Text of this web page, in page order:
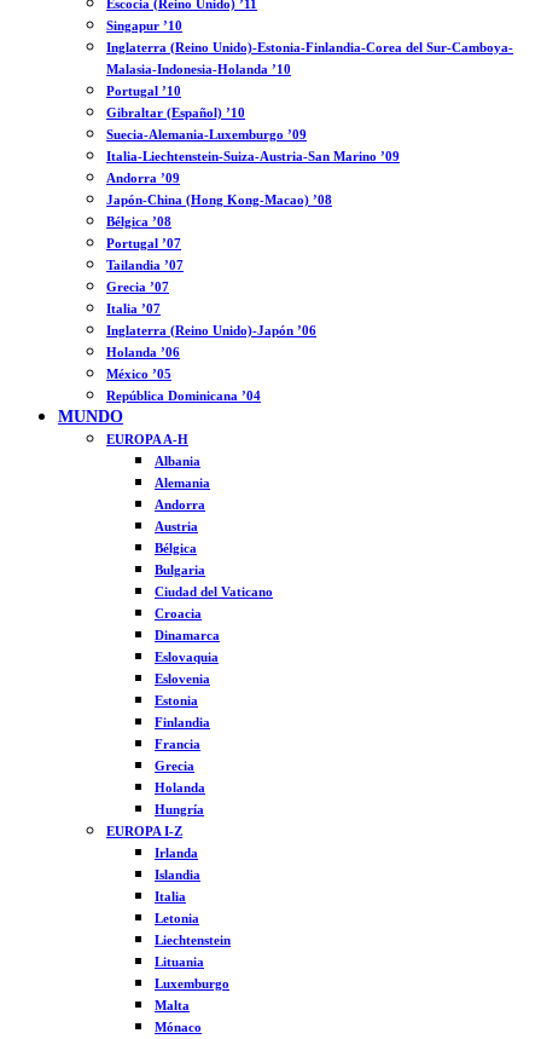
Escocia (Reino Unido) ’11
Singapur ’10
Inglaterra (Reino Unido)-Estonia-Finlandia-Corea del Sur-Camboya-
Malasia-Indonesia-Holanda ’10
Portugal ’10
Gibraltar (Español) ’10
Suecia-Alemania-Luxemburgo ’09
Italia-Liechtenstein-Suiza-Austria-San Marino ’09
Andorra ’09
Japón-China (Hong Kong-Macao) ’08
Bélgica ’08
Portugal ’07
Tailandia ’07
Grecia ’07
Italia ’07
Inglaterra (Reino Unido)-Japón ’06
Holanda ’06
México ’05
República Dominicana ’04
MUNDO
EUROPA A-H
Albania
Alemania
Andorra
Austria
Bélgica
Bulgaria
Ciudad del Vaticano
Croacia
Dinamarca
Eslovaquia
Eslovenia
Estonia
Finlandia
Francia
Grecia
Holanda
Hungría
EUROPA I-Z
Irlanda
Islandia
Italia
Letonia
Liechtenstein
Lituania
Luxemburgo
Malta
Mónaco